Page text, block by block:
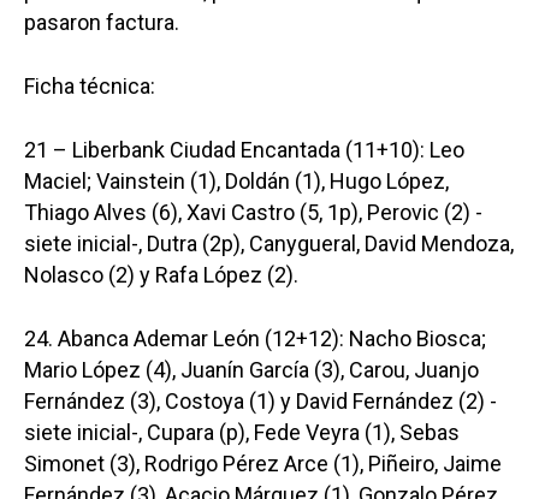
pasaron factura.
Ficha técnica:
21 – Liberbank Ciudad Encantada (11+10): Leo
Maciel; Vainstein (1), Doldán (1), Hugo López,
Thiago Alves (6), Xavi Castro (5, 1p), Perovic (2) -
siete inicial-, Dutra (2p), Canygueral, David Mendoza,
Nolasco (2) y Rafa López (2).
24. Abanca Ademar León (12+12): Nacho Biosca;
Mario López (4), Juanín García (3), Carou, Juanjo
Fernández (3), Costoya (1) y David Fernández (2) -
siete inicial-, Cupara (p), Fede Veyra (1), Sebas
Simonet (3), Rodrigo Pérez Arce (1), Piñeiro, Jaime